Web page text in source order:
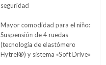
seguridad
Mayor comodidad para el niño:
Suspensión de 4 ruedas
(tecnología de elastómero
Hytrel®) y sistema «Soft Drive»